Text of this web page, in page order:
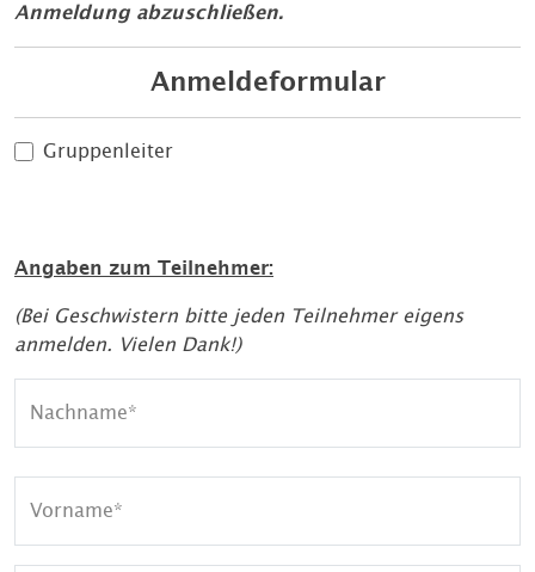
Anmeldung abzuschließen.
Anmeldeformular
Gruppenleiter
Angaben zum Teilnehmer:
(Bei Geschwistern bitte jeden Teilnehmer eigens
anmelden. Vielen Dank!)
Nachname
Vorname